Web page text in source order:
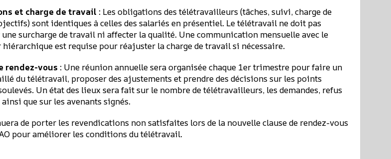
et charge de travail : Les obligations des télétravailleurs (tâches, suivi, charge de
sont identiques à celles des salariés en présentiel. Le télétravail ne doit pas
surcharge de travail ni affecter la qualité. Une communication mensuelle avec le
est requise pour réajuster la charge de travail si nécessaire.
rendez-vous : Une réunion annuelle sera organisée chaque 1er trimestre pour faire un
du télétravail, proposer des ajustements et prendre des décisions sur les points
Un état des lieux sera fait sur le nombre de télétravailleurs, les demandes, refus
que sur les avenants signés.
de porter les revendications non satisfaites lors de la nouvelle clause de rendez-vous
pour améliorer les conditions du télétravail.